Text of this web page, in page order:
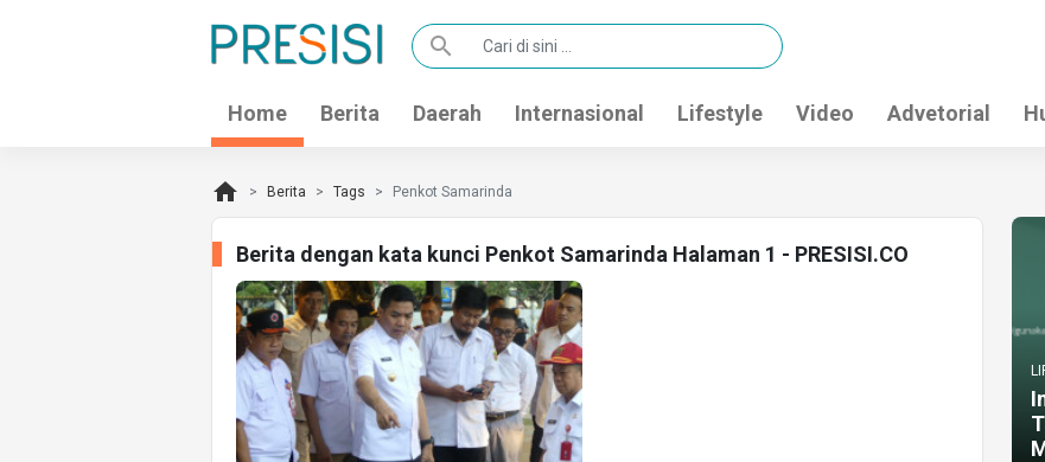
search
Home Berita Daerah Internasional Lifestyle Video Advetorial
home Berita Tags Penkot Samarinda
Berita dengan kata kunci Penkot Samarinda Halaman 1 - PRESISI.CO